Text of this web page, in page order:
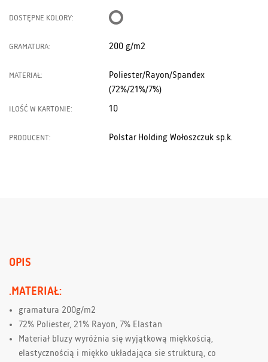
DOSTĘPNE KOLORY:
GRAMATURA: 200 g/m2
MATERIAŁ:
Poliester/Rayon/Spandex
(72%/21%/7%)
ILOŚĆ W KARTONIE: 10
PRODUCENT: Polstar Holding Wołoszczuk sp.k.
OPIS
.MATERIAŁ:
gramatura 200g/m2
72% Poliester, 21% Rayon, 7% Elastan
Materiał bluzy wyróżnia się wyjątkową miękkością,
elastycznością i miękko układająca sie strukturą, co